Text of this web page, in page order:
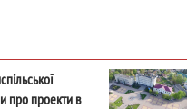
про проекти в